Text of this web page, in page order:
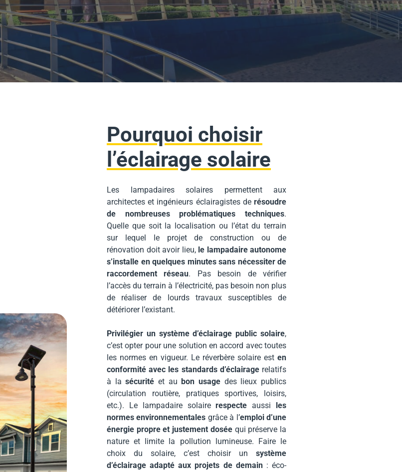
Pourquoi choisir
l’éclairage solaire
Les lampadaires solaires permettent aux
architectes et ingénieurs éclairagistes de résoudre
de nombreuses problématiques techniques.
Quelle que soit la localisation ou l’état du terrain
sur lequel le projet de construction ou de
rénovation doit avoir lieu, le lampadaire autonome
s’installe en quelques minutes sans nécessiter de
raccordement réseau. Pas besoin de vérifier
l’accès du terrain à l’électricité, pas besoin non plus
de réaliser de lourds travaux susceptibles de
détériorer l’existant.
Privilégier un système d’éclairage public solaire,
c’est opter pour une solution en accord avec toutes
les normes en vigueur. Le réverbère solaire est en
conformité avec les standards d’éclairagerelatifs
à lasécurité et aubon usage des lieux publics
(circulation routière, pratiques sportives, loisirs,
etc.). Le lampadaire solairerespecteaussi les
normes environnementales grâce à l’emploi d’une
énergie propre et justement doséequi préserve la
nature et limite la pollution lumineuse. Faire le
choix du solaire, c’est choisir un système
d’éclairage adapté aux projets de demain: éco-